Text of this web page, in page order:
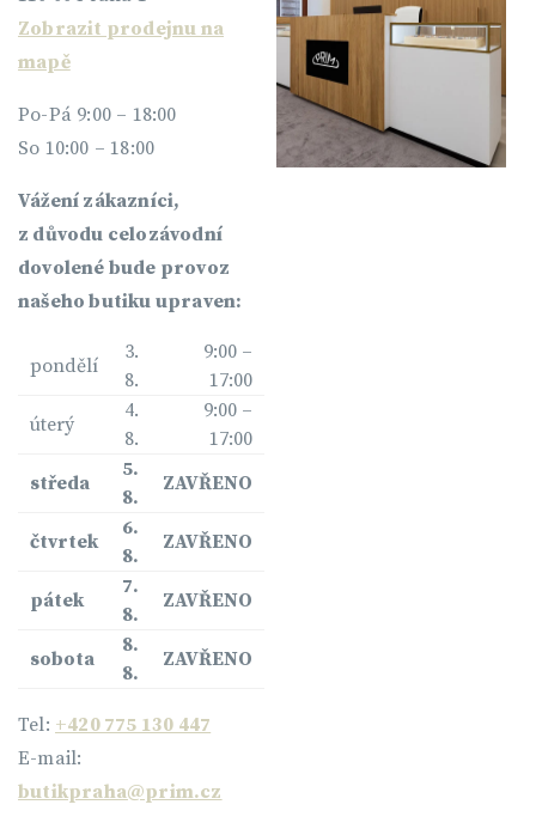
Zobrazit prodejnu na
mapě
Po-Pá 9:00 – 18:00
So 10:00 – 18:00
Vážení zákazníci,
z důvodu celozávodní
dovolené bude provoz
našeho butiku upraven:
pondělí
3.
8.
9:00 –
17:00
úterý
4.
8.
9:00 –
17:00
středa
5.
8.
ZAVŘENO
čtvrtek
6.
8.
ZAVŘENO
pátek
7.
8.
ZAVŘENO
sobota
8.
8.
ZAVŘENO
Tel: +420 775 130 447
E-mail:
butikpraha@prim.cz